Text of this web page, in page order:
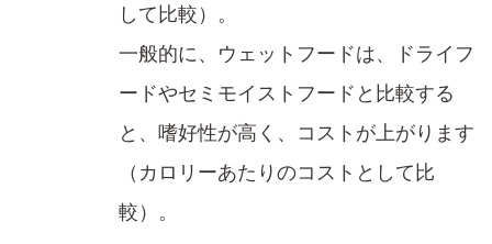
して比較）。
一般的に、ウェットフードは、ドライフ
ードやセミモイストフードと比較する
と、嗜好性が高く、コスト が上がります
（カロリーあたりのコストとして比
較）。